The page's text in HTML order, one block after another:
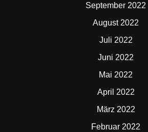
September 2022
August 2022
Juli 2022
Juni 2022
Mai 2022
April 2022
März 2022
Februar 2022